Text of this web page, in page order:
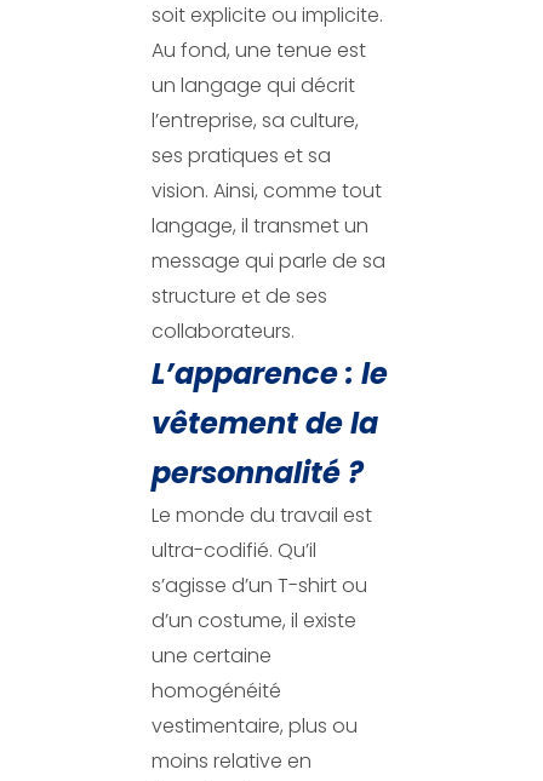
soit explicite ou implicite.
Au fond, une tenue est
un langage qui décrit
l’entreprise, sa culture,
ses pratiques et sa
vision. Ainsi, comme tout
langage, il transmet un
message qui parle de sa
structure et de ses
collaborateurs.
L’apparence : le
vêtement de la
personnalité ?
Le monde du travail est
ultra-codifié. Qu’il
s’agisse d’un T-shirt ou
d’un costume, il existe
une certaine
homogénéité
vestimentaire, plus ou
moins relative en